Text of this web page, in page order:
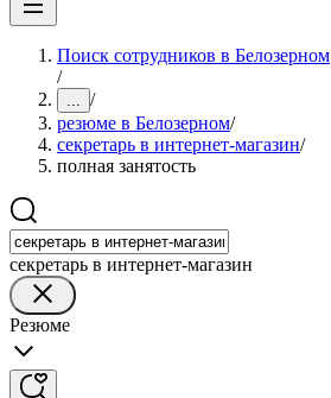
Поиск сотрудников в Белозерном
/
... /
резюме в Белозерном/
секретарь в интернет-магазин/
полная занятость
секретарь в интернет-магазин
Резюме